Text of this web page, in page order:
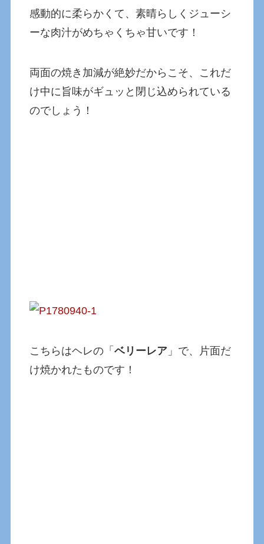
感動的に柔らかくて、素晴らしくジューシ
ーな肉汁がめちゃくちゃ甘いです！
両面の焼き加減が絶妙だからこそ、これだ
け中に旨味がギュッと閉じ込められている
のでしょう！
こちらはヘレの「ベリーレア 」で、片面だ
け焼かれたものです！